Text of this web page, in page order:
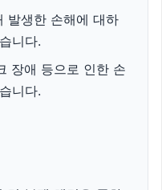
발생한 손해에 대하
니다.
장애 등으로 인한 손
니다.